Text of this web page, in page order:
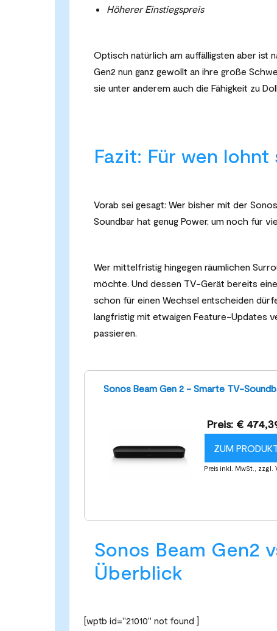
Höherer Einstiegspreis
Optisch natürlich am auffälligsten aber ist
Gen2 nun ganz gewollt an ihre große
sie unter anderem auch die Fähigkeit zu
Fazit: Für wen
Vorab sei gesagt: Wer bisher mit der
Soundbar hat genug Power, um noch für
Wer mittelfristig hingegen räumlichen
möchte. Und dessen TV-Gerät bereits
schon für einen Wechsel entscheiden
langfristig mit etwaigen Feature-Updates
passieren.
Sonos Beam Gen 2 - Smarte TV-
Preis: €
ZUM
Preis inkl. MwSt., zzgl.
Sonos Beam Gen2
Überblick
[wptb id="21010" not found ]